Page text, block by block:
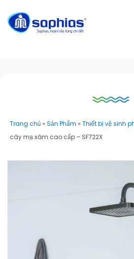
Trang chủ » Sản Phẩm » Thiết bị vệ sinh
cây mạ xám cao cấp – SF722X